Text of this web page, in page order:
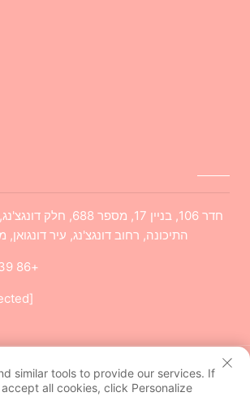
חדר 106, בניין 17, מספר
התיכונה, רחוב דונגצ'נג, עיר דונגואן,
+86 17691028039
[email protected]
ליצירתיות תרבותית בע"מ. כל הזכויות
similar tools to provide our services. If
all cookies, click Personalize